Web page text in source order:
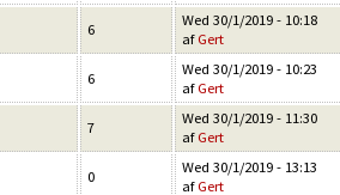
6
Wed 30/1/2019 - 10:18
af Gert
6
Wed 30/1/2019 - 10:23
af Gert
7
Wed 30/1/2019 - 11:30
af Gert
0
Wed 30/1/2019 - 13:13
af Gert